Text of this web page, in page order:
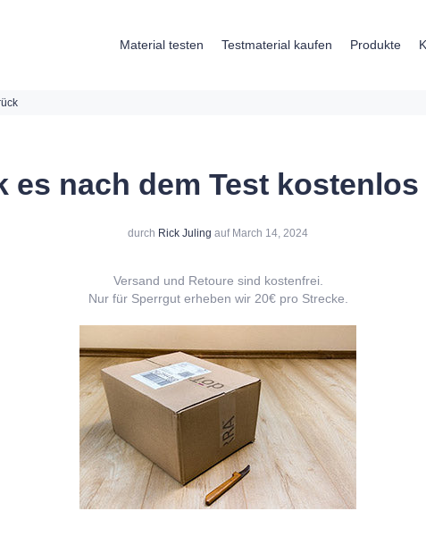
Material testen Testmaterial kaufen Produkte
es nach dem Test
durch Rick Juling auf March 14, 2024
Versand und Retoure sind kostenfrei.
Nur für Sperrgut erheben wir 20€ pro Strecke.